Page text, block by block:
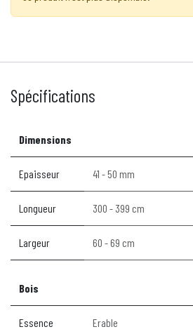
Spécifications
Dimensions
Epaisseur 41 - 50 mm
Longueur 300 - 399 cm
Largeur 60 - 69 cm
Bois
Essence Erable